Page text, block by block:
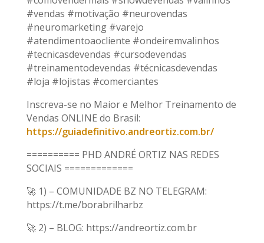
#vendas #motivação #neurovendas
#neuromarketing #varejo
#atendimentoaocliente #ondeiremvalinhos
#tecnicasdevendas #cursodevendas
#treinamentodevendas #técnicasdevendas
#loja #lojistas #comerciantes
Inscreva-se no Maior e Melhor Treinamento de
Vendas ONLINE do Brasil:
https://guiadefinitivo.andreortiz.com.br/
========== PHD ANDRÉ ORTIZ NAS REDES
SOCIAIS =============
🚀 1) – COMUNIDADE BZ NO TELEGRAM:
https://t.me/borabrilharbz
🚀 2) – BLOG: https://andreortiz.com.br